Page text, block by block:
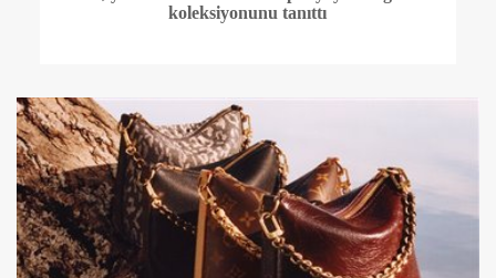
koleksiyonunu tanıttı